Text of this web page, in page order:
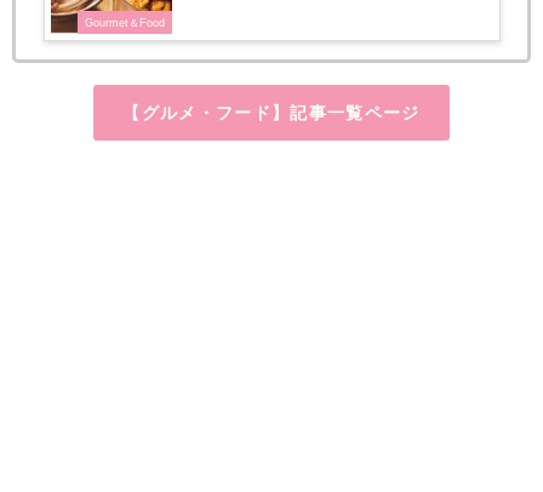
Gourmet＆Food
【グルメ・フード】記事一覧ページ